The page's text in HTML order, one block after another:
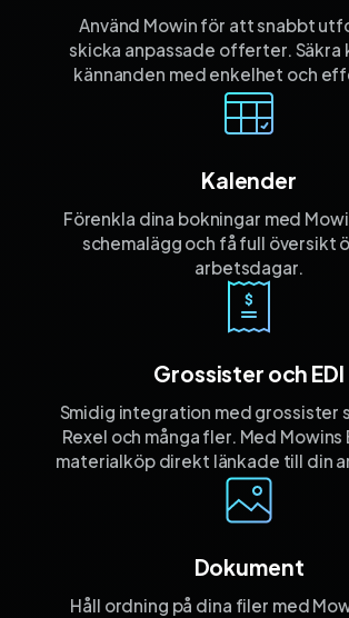
Använd Mowin för att snabbt
skicka anpassade offerter.
kännanden med enkelhet och
Kalender
Förenkla dina bokningar med
schemalägg och få full översikt
arbetsdagar.
Grossister och EDI
Smidig integration med grossister
Rexel och många fler. Med Mowins
materialköp direkt länkade till din
Dokument
Håll ordning på dina filer med